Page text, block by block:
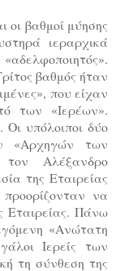
οι βαθμοί μύησης
ιεραρχικά
βαθμός ήταν
που είχαν
των «Ιερέων».
Οι υπόλοιποι δύο
«Αρχηγών των
τον Αλέξανδρο
της Εταιρείας
να
Εταιρείας. Πάνω
«Ανώτατη
Ιερείς των
τη σύνθεση της